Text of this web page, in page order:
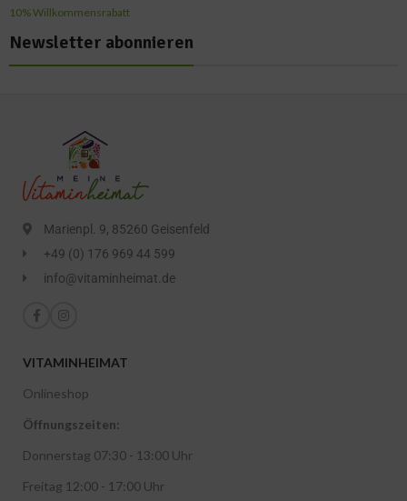
10% Willkommensrabatt
Newsletter abonnieren
Marienpl. 9, 85260 Geisenfeld
+49 (0) 176 969 44 599
info@vitaminheimat.de
VITAMINHEIMAT
Onlineshop
Öffnungszeiten:
Donnerstag 07:30 - 13:00 Uhr
Freitag 12:00 - 17:00 Uhr